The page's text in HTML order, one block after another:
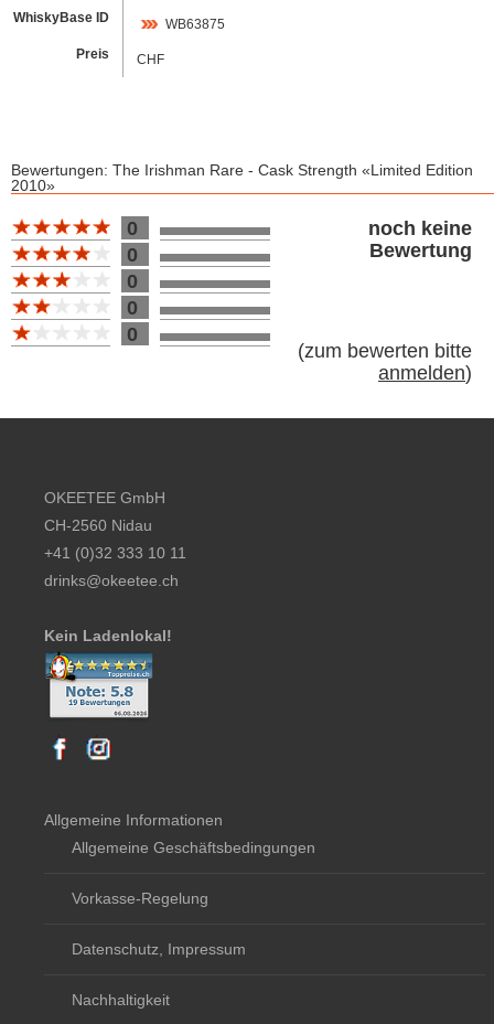
WhiskyBase ID
WB63875
Preis
CHF
Bewertungen: The Irishman Rare - Cask Strength «Limited Edition
2010»
Bewertung 100
0
0
0
0
noch keine
Bewertung
(zum bewerten bitte
anmelden)
OKEETEE GmbH
CH-2560 Nidau
+41 (0)32 333 10 11
drinks@okeetee.ch
Kein Ladenlokal!
Allgemeine Informationen
Allgemeine Geschäftsbedingungen
Vorkasse-Regelung
Datenschutz, Impressum
Nachhaltigkeit